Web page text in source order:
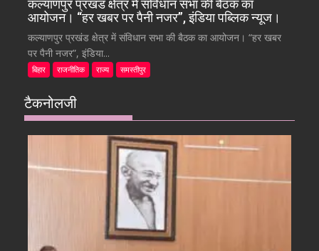
कल्याणपुर प्रखंड क्षेत्र में संविधान सभा की बैठक का
आयोजन। “हर खबर पर पैनी नजर”, इंडिया पब्लिक न्यूज।
कल्याणपुर प्रखंड क्षेत्र में संविधान सभा की बैठक का आयोजन। “हर खबर
पर पैनी नजर”, इंडिया...
बिहार राजनीतिक राज्य समस्तीपुर
टैकनोलजी